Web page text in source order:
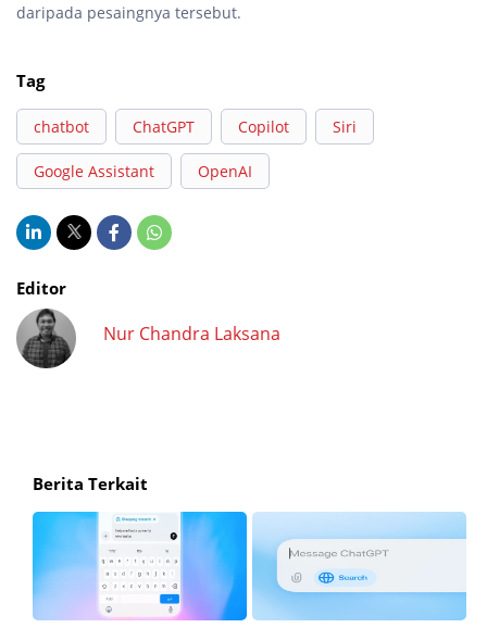
daripada pesaingnya tersebut.
Tag
chatbot ChatGPT Copilot Siri
Google Assistant OpenAI
Editor
Nur Chandra Laksana
Berita Terkait